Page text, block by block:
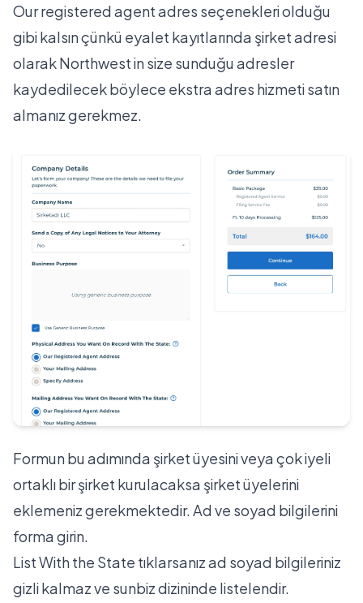
Our registered agent adres seçenekleri olduğu
gibi kalsın çünkü eyalet kayıtlarında şirket adresi
olarak Northwest in size sunduğu adresler
kaydedilecek böylece ekstra adres hizmeti satın
almanız gerekmez.
Formun bu adımında şirket üyesini veya çok iyeli
ortaklı bir şirket kurulacaksa şirket üyelerini
eklemeniz gerekmektedir. Ad ve soyad bilgilerini
forma girin.
List With the State tıklarsanız ad soyad bilgileriniz
gizli kalmaz ve sunbiz dizininde listelendir.